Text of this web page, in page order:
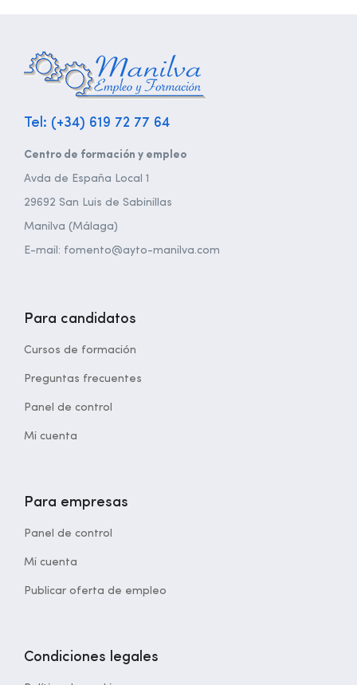
Tel: (+34) 619 72 77 64
Centro de formación y empleo
Avda de España Local 1
29692 San Luis de Sabinillas
Manilva (Málaga)
E-mail: fomento@ayto-manilva.com
Para candidatos
Cursos de formación
Preguntas frecuentes
Panel de control
Mi cuenta
Para empresas
Panel de control
Mi cuenta
Publicar oferta de empleo
Condiciones legales